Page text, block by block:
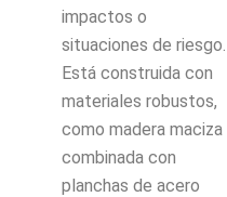
impactos o
situaciones de riesgo.
Está construida con
materiales robustos,
como madera maciza
combinada con
planchas de acero